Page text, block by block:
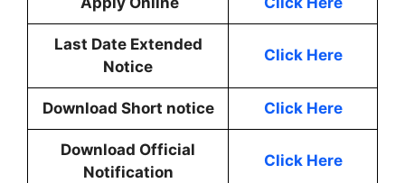
Last Date Extended
Notice
Click Here
Download Short notice Click Here
Download Official
Notification
Click Here